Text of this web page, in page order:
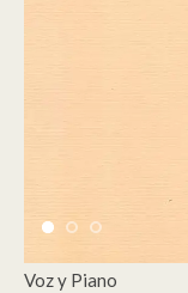
Voz y Piano